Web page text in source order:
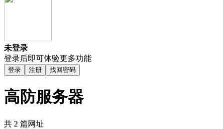
未登录
登录后即可体验更多功能
登录 注册 找回密码
高防服务器
共 2 篇网址